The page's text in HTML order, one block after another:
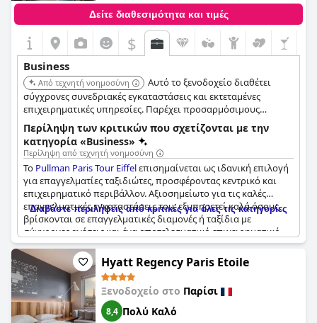
Δείτε διαθεσιμότητα και τιμές
$
Business
Από τεχνητή νοημοσύνη
Αυτό το ξενοδοχείο διαθέτει
σύγχρονες συνεδριακές εγκαταστάσεις και εκτεταμένες
επιχειρηματικές υπηρεσίες. Παρέχει προσαρμόσιμους
χώρους εκδηλώσεων και τεχνολογική υποστήριξη. Η
τοποθεσία του κοντά στον Πύργο του Άιφελ προσφέρει ένα
μοναδικό περιβάλλον για επαγγελματικές εκδηλώσεις.
Περίληψη των κριτικών που σχετίζονται με την
κατηγορία «Business»
Περίληψη από τεχνητή νοημοσύνη
Το Pullman Paris Tour Eiffelεπισημαίνεται ως ιδανική επιλογή
για επαγγελματίες ταξιδιώτες, προσφέροντας κεντρικό και
επιχειρηματικό περιβάλλον. Αξιοσημείωτο για τις καλές
επαγγελματικές εγκαταστάσεις του, εξυπηρετεί καλά όσους
βρίσκονται σε επαγγελματικές διαμονές ή ταξίδια με
σύγχρονες ανέσεις και ένα αποτελεσματικό επιχειρηματικό
κέντρο που ανταποκρίνεται στις ανάγκες των επαγγελματιών.
Η ρεσεψιόν επαινείται για την αποτελεσματικότητά της,
καθιστώντας τις διαδικασίες check-in και check-out γρήγορες
και απρόσκοπτες. Το επιχειρηματικό κέντρο είναι ιδιαίτερα
χρήσιμο, παρέχοντας σχετικές υπηρεσίες, όπως εκτυπώσεις,
Διαβάστε περιλήψεις από κριτικές για όλες τις κατηγορίες
Hyatt Regency Paris Etoile
Ξενοδοχείο στο Παρίσι
8,4 Πολύ Καλό